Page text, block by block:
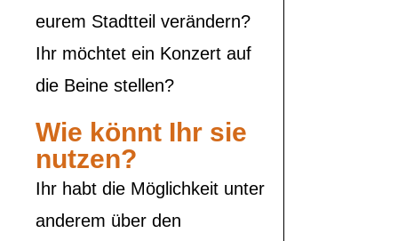
eurem Stadtteil verändern?
Ihr möchtet ein Konzert auf
die Beine stellen?
Wie könnt Ihr sie
nutzen?
Ihr habt die Möglichkeit unter
anderem über den